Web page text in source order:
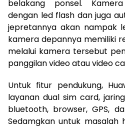
belakang ponsel.
dengan led flash dan juga
jepretannya akan nampak
kamera depannya memiliki
melalui kamera tersebut
panggilan video atau video
Untuk fitur pendukung,
layanan dual sim card,
bluetooth, browser, GPS,
Sedamgkan untuk masalah